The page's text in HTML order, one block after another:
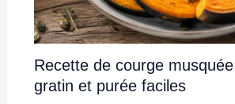
Recette de courge
gratin et purée faciles